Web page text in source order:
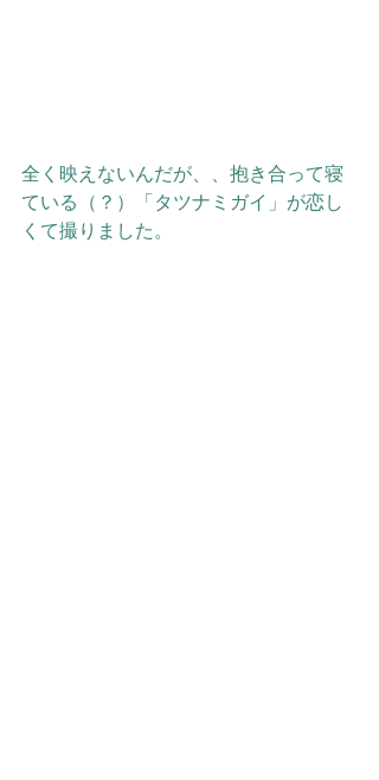
全く映えないんだが、、抱き合って寝
ている（？）「タツナミガイ」が恋し
くて撮りました。